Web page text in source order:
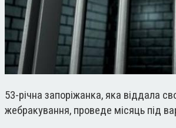
53-річна запоріжанка, яка віддала
жебракування, проведе місяць під